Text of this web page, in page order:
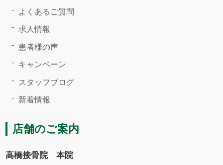
よくあるご質問
求人情報
患者様の声
キャンペーン
スタッフブログ
新着情報
店舗のご案内
高橋接骨院 本院